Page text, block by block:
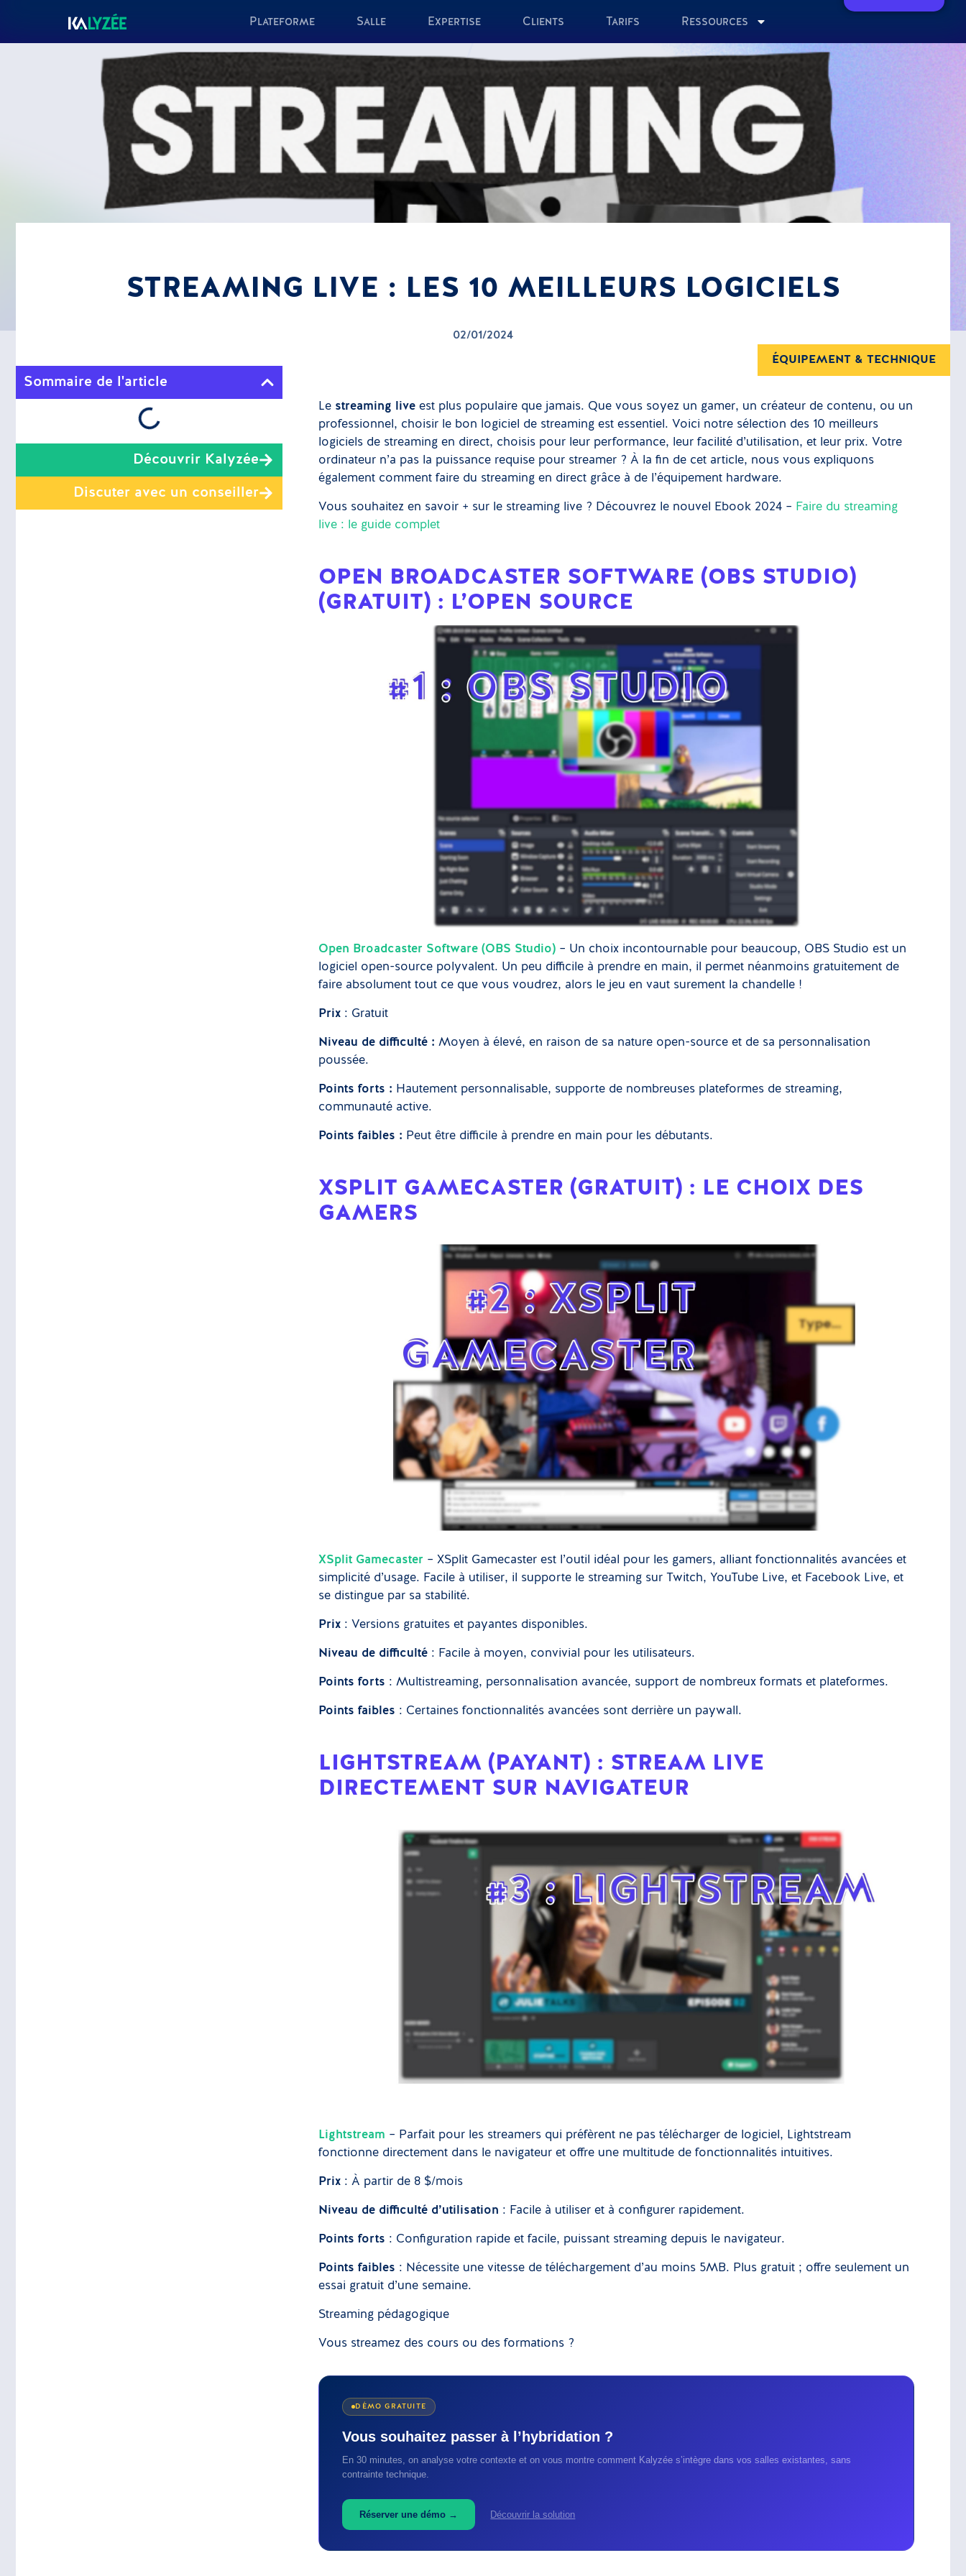
Plateforme Salle Expertise Clients Tarifs Ressources
STREAMING LIVE : LES 10 MEILLEURS LOGICIELS
02/01/2024
Sommaire de l'article
Découvrir Kalyzée
Discuter avec un conseiller
ÉQUIPEMENT & TECHNIQUE
Le streaming live est plus populaire que jamais. Que vous soyez un gamer, un créateur de contenu, ou un
professionnel, choisir le bon logiciel de streaming est essentiel. Voici notre sélection des 10 meilleurs
logiciels de streaming en direct, choisis pour leur performance, leur facilité d’utilisation, et leur prix. Votre
ordinateur n’a pas la puissance requise pour streamer ? À la fin de cet article, nous vous expliquons
également comment faire du streaming en direct grâce à de l’équipement hardware.
Vous souhaitez en savoir + sur le streaming live ? Découvrez le nouvel Ebook 2024 – Faire du streaming
live : le guide complet
OPEN BROADCASTER SOFTWARE (OBS STUDIO)
(GRATUIT) : L’OPEN SOURCE
Open Broadcaster Software (OBS Studio) – Un choix incontournable pour beaucoup, OBS Studio est un
logiciel open-source polyvalent. Un peu difficile à prendre en main, il permet néanmoins gratuitement de
faire absolument tout ce que vous voudrez, alors le jeu en vaut surement la chandelle !
Prix : Gratuit
Niveau de difficulté : Moyen à élevé, en raison de sa nature open-source et de sa personnalisation
poussée.
Points forts : Hautement personnalisable, supporte de nombreuses plateformes de streaming,
communauté active.
Points faibles : Peut être difficile à prendre en main pour les débutants.
XSPLIT GAMECASTER (GRATUIT) : LE CHOIX DES
GAMERS
XSplit Gamecaster – XSplit Gamecaster est l’outil idéal pour les gamers, alliant fonctionnalités avancées et
simplicité d’usage. Facile à utiliser, il supporte le streaming sur Twitch, YouTube Live, et Facebook Live, et
se distingue par sa stabilité.
Prix : Versions gratuites et payantes disponibles.
Niveau de difficulté : Facile à moyen, convivial pour les utilisateurs.
Points forts : Multistreaming, personnalisation avancée, support de nombreux formats et plateformes.
Points faibles : Certaines fonctionnalités avancées sont derrière un paywall.
LIGHTSTREAM (PAYANT) : STREAM LIVE
DIRECTEMENT SUR NAVIGATEUR
Lightstream – Parfait pour les streamers qui préfèrent ne pas télécharger de logiciel, Lightstream
fonctionne directement dans le navigateur et offre une multitude de fonctionnalités intuitives.
Prix : À partir de 8 $/mois
Niveau de difficulté d’utilisation : Facile à utiliser et à configurer rapidement.
Points forts : Configuration rapide et facile, puissant streaming depuis le navigateur.
Points faibles : Nécessite une vitesse de téléchargement d’au moins 5MB. Plus gratuit ; offre seulement un
essai gratuit d’une semaine.
Streaming pédagogique
Vous streamez des cours ou des formations ?
DÉMO GRATUITE
Vous souhaitez passer à l’hybridation ?
En 30 minutes, on analyse votre contexte et on vous montre comment Kalyzée s’intègre dans vos salles existantes, sans
contrainte technique.
Réserver une démo → Découvrir la solution